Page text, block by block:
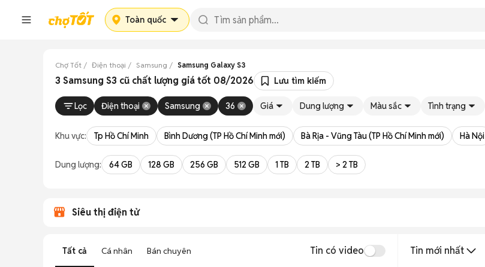
Toàn quốc
Chợ Tốt Điện thoại Samsung Samsung Galaxy S3
3 Samsung S3 cũ chất lượng giá tốt 08/2026 Lưu tìm kiếm
Lọc Điện thoại Samsung 36 Giá Dung lượng Màu sắc Tình trạng
Khu vực: Tp Hồ Chí Minh Bình Dương (TP Hồ Chí Minh mới) Bà Rịa - Vũng Tàu (TP Hồ Chí Minh mới) Hà Nội
Dung lượng: 64 GB 128 GB 256 GB 512 GB 1 TB 2 TB > 2 TB
Siêu thị điện tử
Tất cả Cá nhân Bán chuyên Tin có video Tin mới nhất